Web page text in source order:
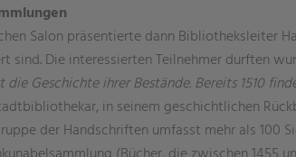
Salon präsentierte dann Bibliotheksleiter
sind. Die interessierten Teilnehmer durften
die Geschichte ihrer Bestände. Bereits 1510
in seinem geschichtlichen
der Handschriften umfasst mehr als 100